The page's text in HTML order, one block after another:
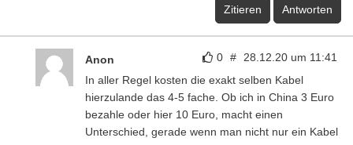
Zitieren Antworten
0 # 28.12.20 um 11:41
Anon
In aller Regel kosten die exakt selben Kabel
hierzulande das 4-5 fache. Ob ich in China 3 Euro
bezahle oder hier 10 Euro, macht einen
Unterschied, gerade wenn man nicht nur ein Kabel